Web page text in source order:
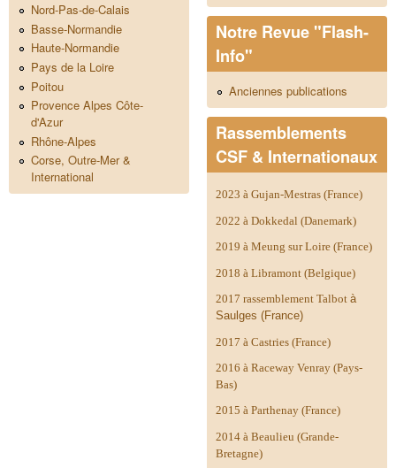
Nord-Pas-de-Calais
Basse-Normandie
Haute-Normandie
Pays de la Loire
Poitou
Provence Alpes Côte-
d'Azur
Rhône-Alpes
Corse, Outre-Mer &
International
Notre Revue "Flash-
Info"
Anciennes publications
Rassemblements
CSF & Internationaux
2023 à Gujan-Mestras (France)
2022 à Dokkedal (Danemark)
2019 à Meung sur Loire (France)
2018 à Libramont (Belgique)
2017 rassemblement Talbot à
Saulges (France)
2017 à Castries (France)
2016 à Raceway Venray (Pays-
Bas)
2015 à Parthenay (France)
2014 à Beaulieu (Grande-
Bretagne)